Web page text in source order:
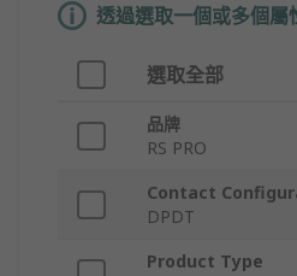
透過選取一個或多個屬
選取全部
品牌
RS PRO
Contact
DPDT
Product Type